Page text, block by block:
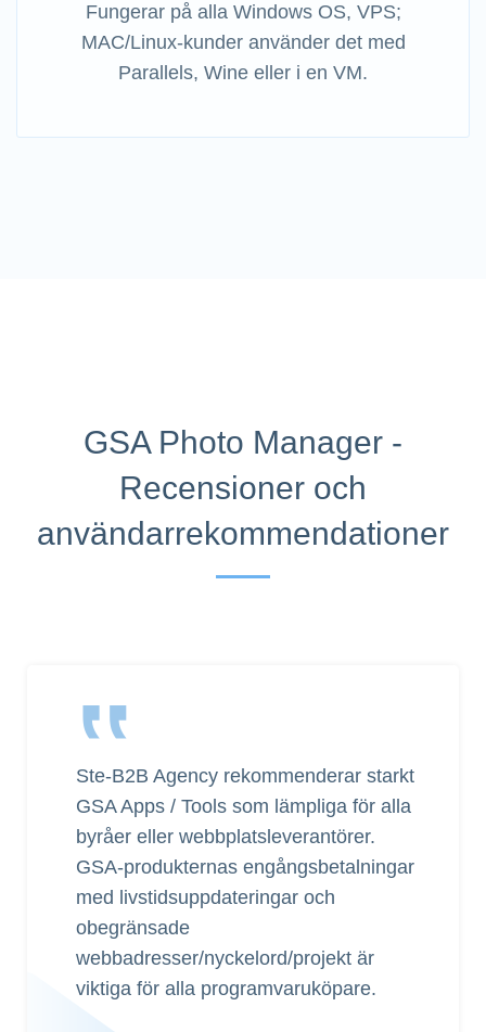
Fungerar på alla Windows OS, VPS;
MAC/Linux-kunder använder det med
Parallels, Wine eller i en VM.
GSA Photo Manager -
Recensioner och
användarrekommendationer
‟
Ste-B2B Agency rekommenderar starkt
GSA Apps / Tools som lämpliga för alla
byråer eller webbplatsleverantörer.
GSA-produkternas engångsbetalningar
med livstidsuppdateringar och
obegränsade
webbadresser/nyckelord/projekt är
viktiga för alla programvaruköpare.